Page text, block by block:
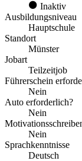
Inaktiv
Ausbildungsniveau
Hauptschule
Standort
Münster
Jobart
Teilzeitjob
Führerschein
Nein
Auto erforderlich?
Nein
Nein
Sprachkenntnisse
Deutsch